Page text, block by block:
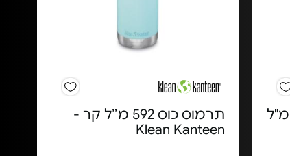
בקבוק ילדים מבודד 355 מ"ל
תרמוס כוס 592 מ״ל קר -
Klean Kanteen